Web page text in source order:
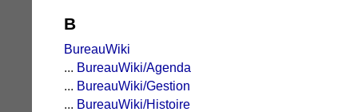
B
BureauWiki
... BureauWiki/Agenda
... BureauWiki/Gestion
... BureauWiki/Histoire